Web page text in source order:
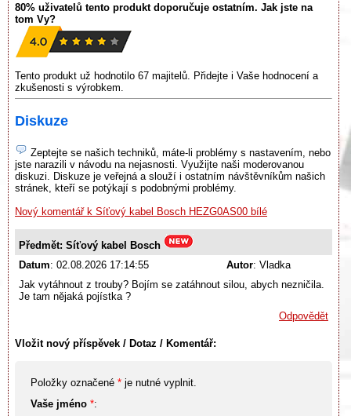
80% uživatelů tento produkt doporučuje ostatním. Jak jste na
tom Vy?
Tento produkt už hodnotilo 67 majitelů. Přidejte i Vaše hodnocení a
zkušenosti s výrobkem.
Diskuze
Zeptejte se našich techniků, máte-li problémy s nastavením, nebo
jste narazili v návodu na nejasnosti. Využijte naši moderovanou
diskuzi. Diskuze je veřejná a slouží i ostatním návštěvníkům našich
stránek, kteří se potýkají s podobnými problémy.
Nový komentář k Síťový kabel Bosch HEZG0AS00 bílé
Předmět: Síťový kabel Bosch
Datum: 02.08.2026 17:14:55 Autor: Vladka
Jak vytáhnout z trouby? Bojím se zatáhnout silou, abych nezničila.
Je tam nějaká pojístka ?
Odpovědět
Vložit nový příspěvek / Dotaz / Komentář:
Položky označené * je nutné vyplnit.
Vaše jméno *: